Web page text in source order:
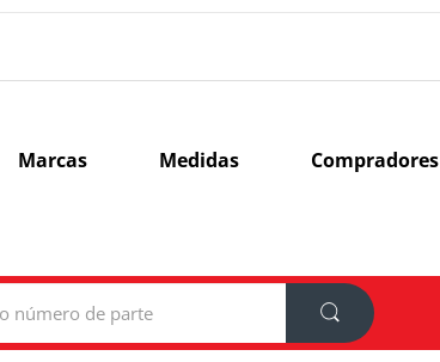
Marcas Medidas Compradores